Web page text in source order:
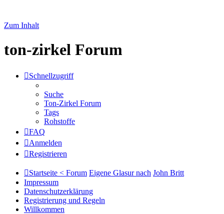
Zum Inhalt
ton-zirkel Forum
Schnellzugriff
Suche
Ton-Zirkel Forum
Tags
Rohstoffe
FAQ
Anmelden
Registrieren
Startseite < Forum Eigene Glasur nach John Britt
Impressum
Datenschutzerklärung
Registrierung und Regeln
Willkommen